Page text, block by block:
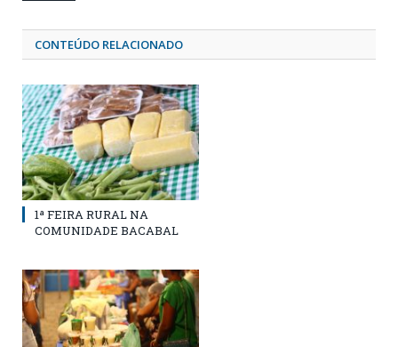
CONTEÚDO RELACIONADO
1ª FEIRA RURAL NA
COMUNIDADE BACABAL